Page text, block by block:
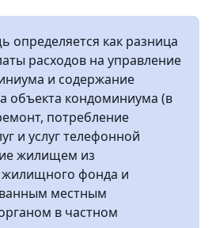
как разница
расходов на управление
и содержание
объекта кондоминиума (в
потребление
и услуг телефонной
жилищем из
жилищного фонда и
местным
в частном